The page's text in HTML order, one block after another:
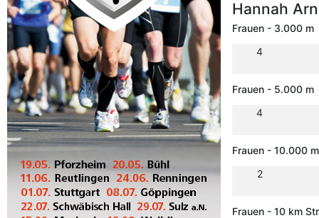
Hannah
Frauen - 3.000 m
4
Frauen - 5.000 m
4
Frauen - 10.000 m
2
Frauen - 10 km